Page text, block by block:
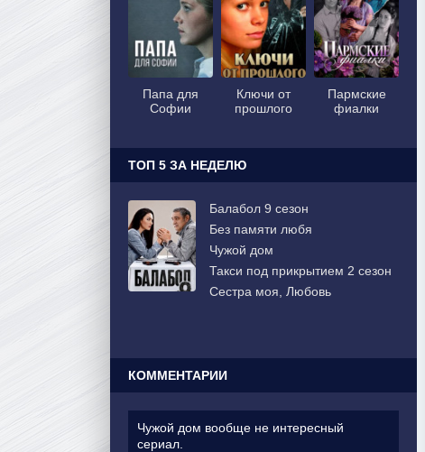
Папа для
Софии
Ключи от
прошлого
Пармские
фиалки
ТОП 5 ЗА НЕДЕЛЮ
Балабол 9 сезон
Без памяти любя
Чужой дом
Такси под прикрытием 2 сезон
Сестра моя, Любовь
КОММЕНТАРИИ
Чужой дом вообще не интересный
сериал.